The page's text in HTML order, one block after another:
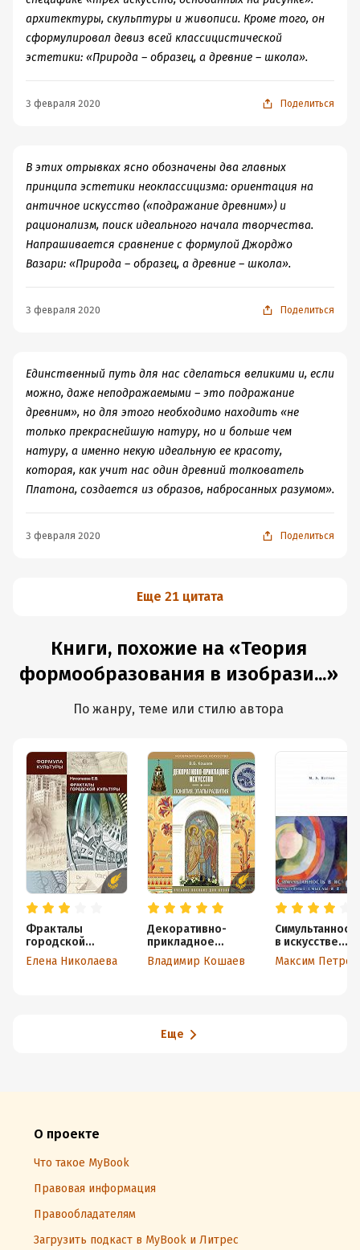
архитектуры, скульптуры и живописи. Кроме того, он
сформулировал девиз всей классицистической
эстетики: «Природа – образец, а древние – школа».
3 февраля 2020 Поделиться
В этих отрывках ясно обозначены два главных
принципа эстетики неоклассицизма: ориентация на
античное искусство («подражание древним») и
рационализм, поиск идеального начала творчества.
Напрашивается сравнение с формулой Джорджо
Вазари: «Природа – образец, а древние – школа».
3 февраля 2020 Поделиться
Единственный путь для нас сделаться великими и, если
можно, даже неподражаемыми – это подражание
древним», но для этого необходимо находить «не
только прекраснейшую натуру, но и больше чем
натуру, а именно некую идеальную ее красоту,
которая, как учит нас один древний толкователь
Платона, создается из образов, набросанных разумом».
3 февраля 2020 Поделиться
Еще 21 цитата
Книги, похожие на «Теория
формообразования в изобрази...»
По жанру, теме или стилю автора
Фракталы
городской
культуры
Елена Николаева
Декоративно-
прикладное
искусство.
Понятия. Этапы
Владимир Кошаев
в искусстве.
Культурные
смыслы и
Максим Петров
Еще
О проекте
Что такое MyBook
Правовая информация
Правообладателям
Загрузить подкаст в MyBook и Литрес